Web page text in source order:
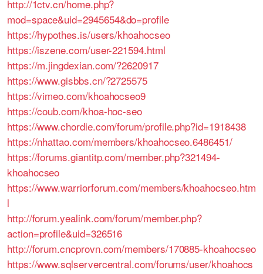
http://1ctv.cn/home.php?
mod=space&uid=2945654&do=profile
https://hypothes.is/users/khoahocseo
https://iszene.com/user-221594.html
https://m.jingdexian.com/?2620917
https://www.gisbbs.cn/?2725575
https://vimeo.com/khoahocseo9
https://coub.com/khoa-hoc-seo
https://www.chordie.com/forum/profile.php?id=1918438
https://nhattao.com/members/khoahocseo.6486451/
https://forums.giantitp.com/member.php?321494-
khoahocseo
https://www.warriorforum.com/members/khoahocseo.htm
l
http://forum.yealink.com/forum/member.php?
action=profile&uid=326516
http://forum.cncprovn.com/members/170885-khoahocseo
https://www.sqlservercentral.com/forums/user/khoahocs